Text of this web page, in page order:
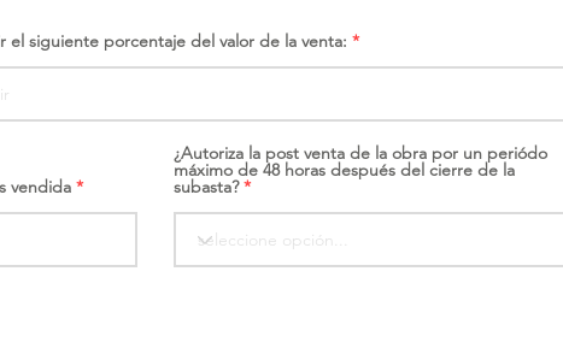
el siguiente porcentaje del valor de la venta:
vendida
¿Autoriza la post venta de la obra por un periódo
máximo de 48 horas después del cierre de la
subasta?